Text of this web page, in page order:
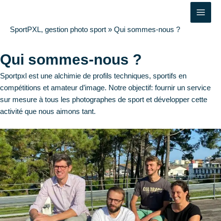
contenu
Main
SportPXL, gestion photo sport » Qui sommes-nous ?
Qui sommes-nous ?
Sportpxl est une alchimie de profils techniques, sportifs en
compétitions et amateur d’image. Notre objectif: fournir un service
sur mesure à tous les photographes de sport et développer cette
activité que nous aimons tant.